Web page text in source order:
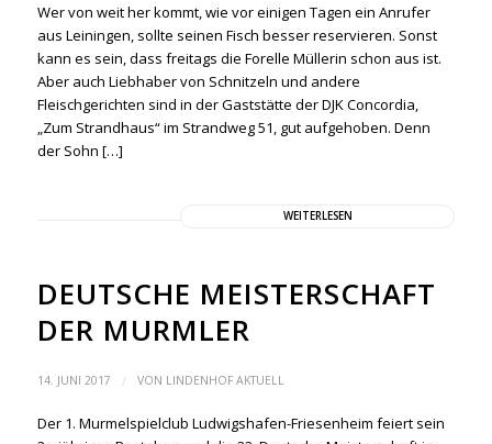
Wer von weit her kommt, wie vor einigen Tagen ein Anrufer
aus Leiningen, sollte seinen Fisch besser reservieren. Sonst
kann es sein, dass freitags die Forelle Müllerin schon aus ist.
Aber auch Liebhaber von Schnitzeln und andere
Fleischgerichten sind in der Gaststätte der DJK Concordia,
„Zum Strandhaus“ im Strandweg 51, gut aufgehoben. Denn
der Sohn […]
WEITERLESEN
DEUTSCHE MEISTERSCHAFT
DER MURMLER
14. JUNI 2017 / VON LINDENHOF AKTUELL
Der 1. Murmelspielclub Ludwigshafen-Friesenheim feiert sein